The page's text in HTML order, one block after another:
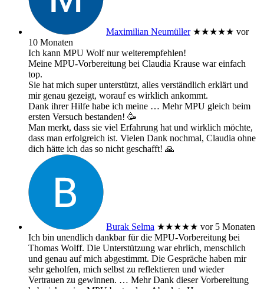
Maximilian Neumüller ★★★★★ vor
10 Monaten
Ich kann MPU Wolf nur weiterempfehlen!
Meine MPU-Vorbereitung bei Claudia Krause war einfach
top.
Sie hat mich super unterstützt, alles verständlich erklärt und
mir genau gezeigt, worauf es wirklich ankommt.
Dank ihrer Hilfe habe ich meine … MehrMPU gleich beim
ersten Versuch bestanden! 🥳
Man merkt, dass sie viel Erfahrung hat und wirklich möchte,
dass man erfolgreich ist. Vielen Dank nochmal, Claudia ohne
dich hätte ich das so nicht geschafft! 🙏
Burak Selma ★★★★★ vor 5 Monaten
Ich bin unendlich dankbar für die MPU-Vorbereitung bei
Thomas Wolff. Die Unterstützung war ehrlich, menschlich
und genau auf mich abgestimmt. Die Gespräche haben mir
sehr geholfen, mich selbst zu reflektieren und wieder
Vertrauen zu gewinnen. … MehrDank dieser Vorbereitung